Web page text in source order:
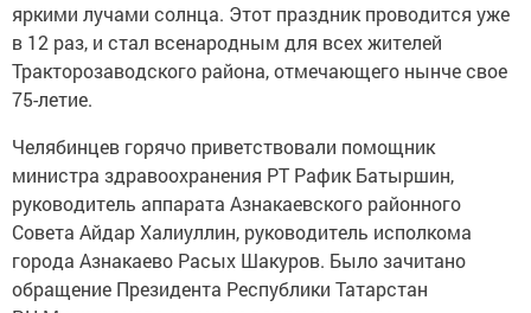
яркими лучами солнца. Этот праздник проводится уже
в 12 раз, и стал всенародным для всех жителей
Тракторозаводского района, отмечающего нынче свое
75-летие.
Челябинцев горячо приветствовали помощник
министра здравоохранения РТ Рафик Батыршин,
руководитель аппарата Азнакаевского районного
Совета Айдар Халиуллин, руководитель исполкома
города Азнакаево Расых Шакуров. Было зачитано
обращение Президента Республики Татарстан